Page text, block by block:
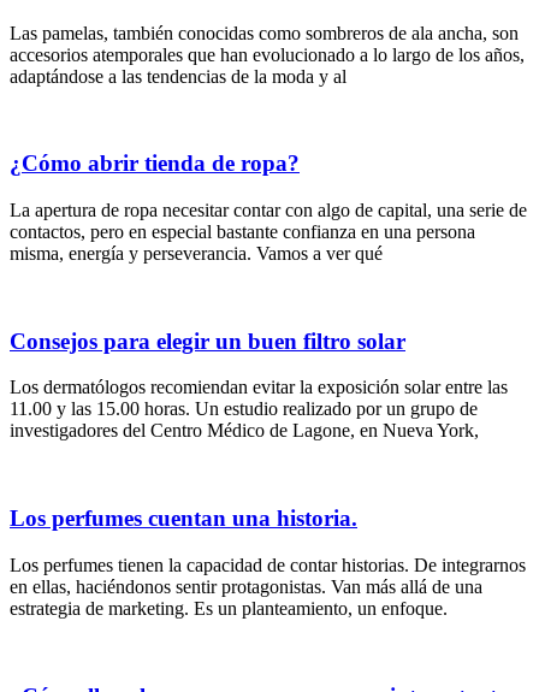
Las pamelas, también conocidas como sombreros de ala ancha, son
accesorios atemporales que han evolucionado a lo largo de los años,
adaptándose a las tendencias de la moda y al
¿Cómo abrir tienda de ropa?
La apertura de ropa necesitar contar con algo de capital, una serie de
contactos, pero en especial bastante confianza en una persona
misma, energía y perseverancia. Vamos a ver qué
Consejos para elegir un buen filtro solar
Los dermatólogos recomiendan evitar la exposición solar entre las
11.00 y las 15.00 horas. Un estudio realizado por un grupo de
investigadores del Centro Médico de Lagone, en Nueva York,
Los perfumes cuentan una historia.
Los perfumes tienen la capacidad de contar historias. De integrarnos
en ellas, haciéndonos sentir protagonistas. Van más allá de una
estrategia de marketing. Es un planteamiento, un enfoque.